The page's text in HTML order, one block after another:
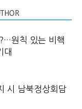
원칙 있는 비핵
대
시 남북정상회담